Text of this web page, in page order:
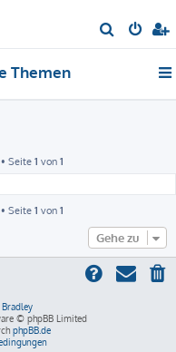
u
Themen
Seite 1 von 1
Seite 1 von 1
Gehe zu
© phpBB Limited
phpBB.de